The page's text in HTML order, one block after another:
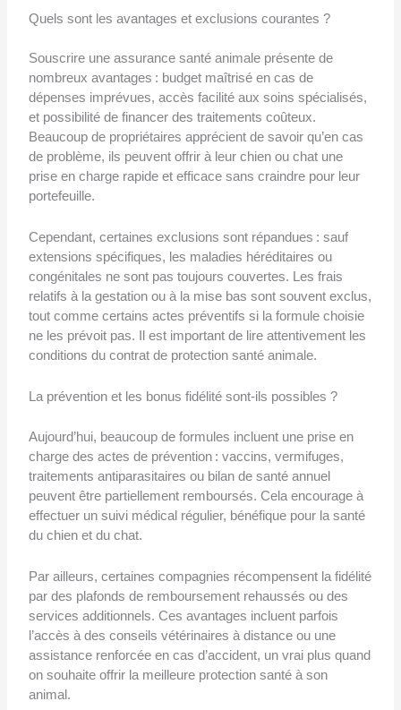
Quels sont les avantages et exclusions courantes ?
Souscrire une assurance santé animale présente de
nombreux avantages : budget maîtrisé en cas de
dépenses imprévues, accès facilité aux soins spécialisés,
et possibilité de financer des traitements coûteux.
Beaucoup de propriétaires apprécient de savoir qu’en cas
de problème, ils peuvent offrir à leur chien ou chat une
prise en charge rapide et efficace sans craindre pour leur
portefeuille.
Cependant, certaines exclusions sont répandues : sauf
extensions spécifiques, les maladies héréditaires ou
congénitales ne sont pas toujours couvertes. Les frais
relatifs à la gestation ou à la mise bas sont souvent exclus,
tout comme certains actes préventifs si la formule choisie
ne les prévoit pas. Il est important de lire attentivement les
conditions du contrat de protection santé animale.
La prévention et les bonus fidélité sont-ils possibles ?
Aujourd’hui, beaucoup de formules incluent une prise en
charge des actes de prévention : vaccins, vermifuges,
traitements antiparasitaires ou bilan de santé annuel
peuvent être partiellement remboursés. Cela encourage à
effectuer un suivi médical régulier, bénéfique pour la santé
du chien et du chat.
Par ailleurs, certaines compagnies récompensent la fidélité
par des plafonds de remboursement rehaussés ou des
services additionnels. Ces avantages incluent parfois
l’accès à des conseils vétérinaires à distance ou une
assistance renforcée en cas d’accident, un vrai plus quand
on souhaite offrir la meilleure protection santé à son
animal.